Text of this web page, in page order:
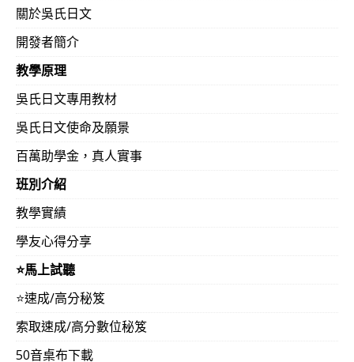
關於吳氏日文
開發者簡介
教學原理
吳氏日文專用教材
吳氏日文使命及願景
百萬助學金，真人實事
班別介紹
教學實績
學友心得分享
⭐️馬上試聽
⭐️速成/高分秘笈
索取速成/高分數位秘笈
50音桌布下載